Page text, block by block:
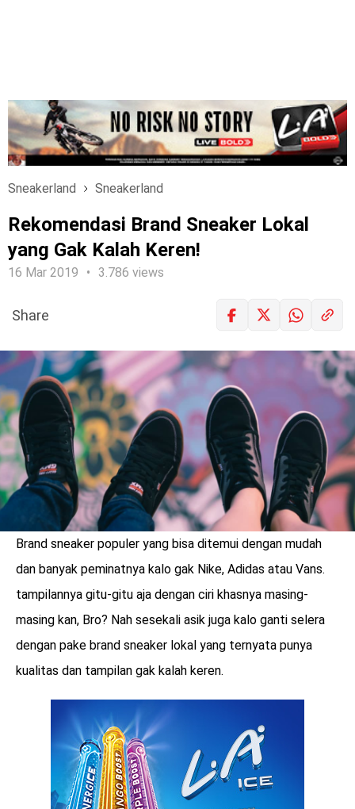
Sneakerland Sneakerland
Rekomendasi Brand Sneaker Lokal
yang Gak Kalah Keren!
16 Mar 2019 3.786 views
menarik
LOGIN
Share
Brand sneaker populer yang bisa ditemui dengan mudah
dan banyak peminatnya kalo gak Nike, Adidas atau Vans.
tampilannya gitu-gitu aja dengan ciri khasnya masing-
masing kan, Bro? Nah sesekali asik juga kalo ganti selera
dengan pake brand sneaker lokal yang ternyata punya
kualitas dan tampilan gak kalah keren.